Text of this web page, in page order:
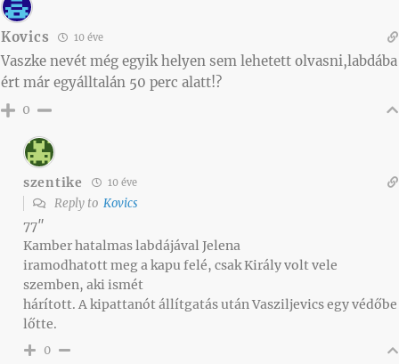
Kovics 10 éve
Vaszke nevét még egyik helyen sem lehetett olvasni,labdába
ért már egyálltalán 50 perc alatt!?
0
szentike 10 éve
Reply to Kovics
77″
Kamber hatalmas labdájával Jelena
iramodhatott meg a kapu felé, csak Király volt vele
szemben, aki ismét
hárított. A kipattanót állítgatás után Vasziljevics egy védőbe
lőtte.
0